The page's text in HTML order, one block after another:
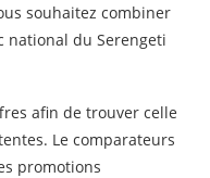
souhaitez combiner
national du Serengeti
afin de trouver celle
Le comparateurs
promotions